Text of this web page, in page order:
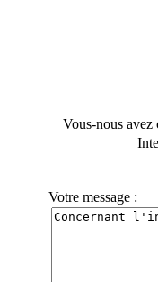
Vous-nous avez
Votre message :